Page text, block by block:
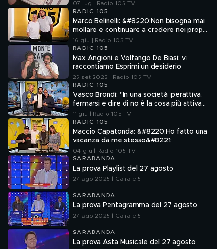
07 lug | Radio 105 TV
RADIO 105
Marco Belinelli: &#8220;Non bisogna mai
mollare e continuare a credere nei propri
sogni&#8221;
16 giu | Radio 105 TV
RADIO 105
Max Angioni e Volfango De Biasi: vi
raccontiamo Esprimi un desiderio
25 set 2025 | Radio 105 TV
RADIO 105
Vasco Brondi: "In una società iperattiva,
fermarsi e dire di no è la cosa più attiva
che si possa fare"
11 giu | Radio 105 TV
RADIO 105
Maccio Capatonda: &#8220;Ho fatto una
vacanza da me stesso&#8221;
04 giu | Radio 105 TV
SARABANDA
La prova Playlist del 27 agosto
27 ago 2025 | Canale 5
SARABANDA
La prova Pentagramma del 27 agosto
27 ago 2025 | Canale 5
SARABANDA
La prova Asta Musicale del 27 agosto